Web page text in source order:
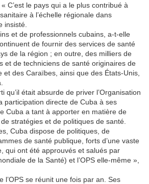
C’est le pays qui a le plus contribué à
à l’échelle régionale dans
insisté.
et de professionnels cubains, a-t-elle
de fournir des services de santé
de la région ; en outre, des milliers de
et de techniciens de santé originaires de
et des Caraïbes, ainsi que des États-Unis,
qu’il était absurde de priver l’Organisation
participation directe de Cuba à ses
Cuba a tant à apporter en matière de
stratégies et de politiques de santé.
Cuba dispose de politiques, de
de santé publique, forts d’une vaste
qui ont été approuvés et salués par
de la Santé) et l’OPS elle-même »,
l’OPS se réunit une fois par an. Ses